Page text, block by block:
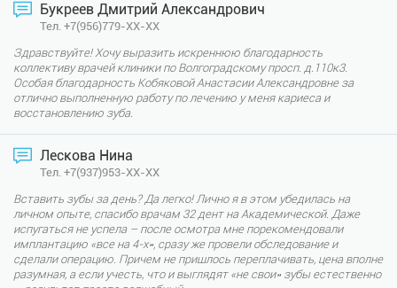
Букреев Дмитрий Александрович
Тел. +7(956)779-XX-XX
Здравствуйте! Хочу выразить искреннюю благодарность
коллективу врачей клиники по Волгоградскому просп. д.110к3.
Особая благодарность Кобяковой Анастасии Александровне за
отлично выполненную работу по лечению у меня кариеса и
восстановлению зуба.
Лескова Нина
Тел. +7(937)953-XX-XX
Вставить зубы за день? Да легко! Лично я в этом убедилась на
личном опыте, спасибо врачам 32 дент на Академической. Даже
испугаться не успела – после осмотра мне порекомендовали
имплантацию «все на 4-х», сразу же провели обследование и
сделали операцию. Причем не пришлось переплачивать, цена вполне
разумная, а если учесть, что и выглядят «не свои» зубы естественно